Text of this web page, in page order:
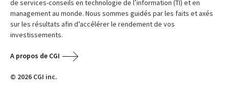
de services-conseils en technologie de l’information (TI) et en
management au monde. Nous sommes guidés par les faits et axés
sur les résultats afin d’accélérer le rendement de vos
investissements.
A propos de CGI
© 2026 CGI inc.